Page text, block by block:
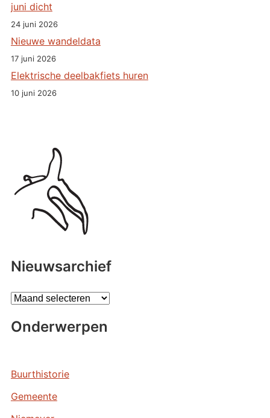
juni dicht
24 juni 2026
Nieuwe wandeldata
17 juni 2026
Elektrische deelbakfiets huren
10 juni 2026
Nieuwsarchief
A
c
e
e
Onderwerpen
Buurthistorie
Gemeente